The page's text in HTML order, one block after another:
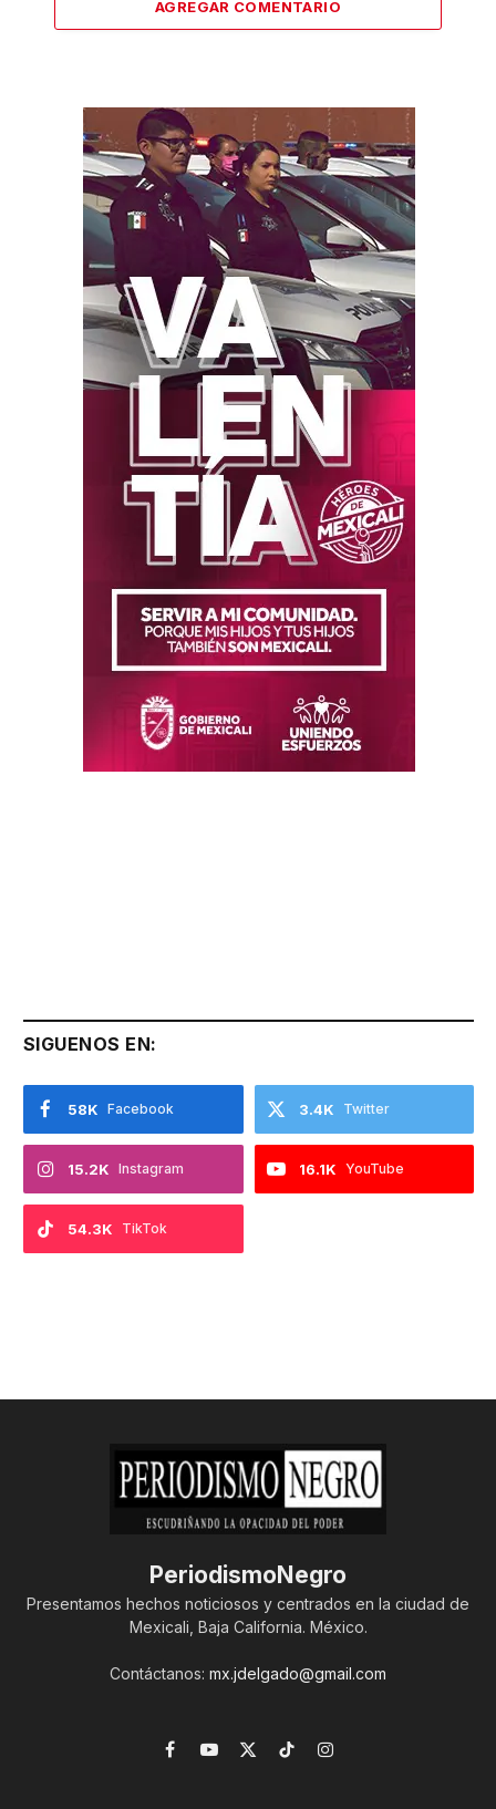
AGREGAR COMENTARIO
SIGUENOS EN:
Facebook
58K Twitter
3.4K
Instagram
15.2K YouTube
16.1K
TikTok
54.3K
PeriodismoNegro
Presentamos hechos noticiosos y centrados en la ciudad de
Mexicali, Baja California. México.
Contáctanos: mx.jdelgado@gmail.com
Facebook
YouTube
X
TikTokInstagram